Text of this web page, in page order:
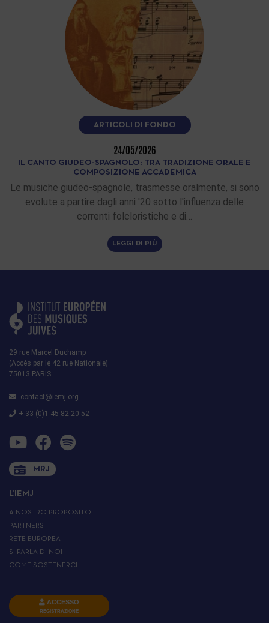
ARTICOLI DI FONDO
24/05/2026
IL CANTO GIUDEO-SPAGNOLO: TRA TRADIZIONE ORALE E
COMPOSIZIONE ACCADEMICA
Le musiche giudeo-spagnole, trasmesse oralmente, si sono
evolute a partire dagli anni '20 sotto l'influenza delle
correnti folcloristiche e di…
LEGGI DI PIÙ
29 rue Marcel Duchamp
(Accès par le 42 rue Nationale)
75013 PARIS
contact@iemj.org
+ 33 (0)1 45 82 20 52
MRJ
L’IEMJ
A NOSTRO PROPOSITO
PARTNERS
RETE EUROPEA
SI PARLA DI NOI
COME SOSTENERCI
ACCESSO
REGISTRAZIONE